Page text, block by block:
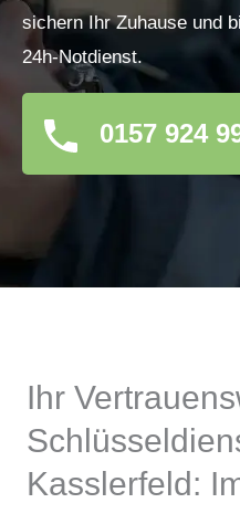
sichern Ihr Zuhause und
24h-Notdienst.
0157 924
Ihr
Kasslerfeld: